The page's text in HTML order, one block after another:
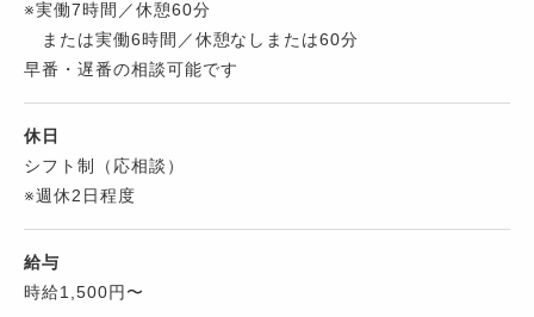
※実働7時間／休憩60分
または実働6時間／休憩なしまたは60分
早番・遅番の相談可能です
休日
シフト制（応相談）
※週休2日程度
給与
時給1,500円〜